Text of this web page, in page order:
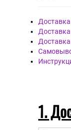
Доставка
1.